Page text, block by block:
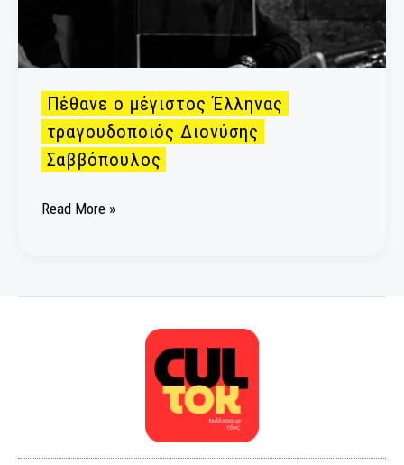
Πέθανε ο μέγιστος Έλληνας
τραγουδοποιός Διονύσης
Σαββόπουλος
Read More »